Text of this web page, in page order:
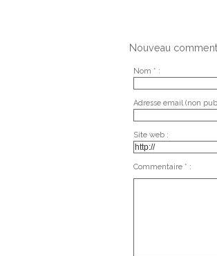
Nouveau
Nom * :
Adresse email (non
Site web :
Commentaire * :